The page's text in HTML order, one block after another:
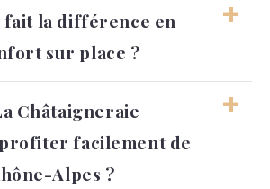
peut convenir aux familles
les environnements
et faciles à vivre.
fait la différence en
sur place ?
de l’organisation générale,
des services pratiques et
à la baignade ou au bien-
Châtaigneraie
facilement de
Alpes ?